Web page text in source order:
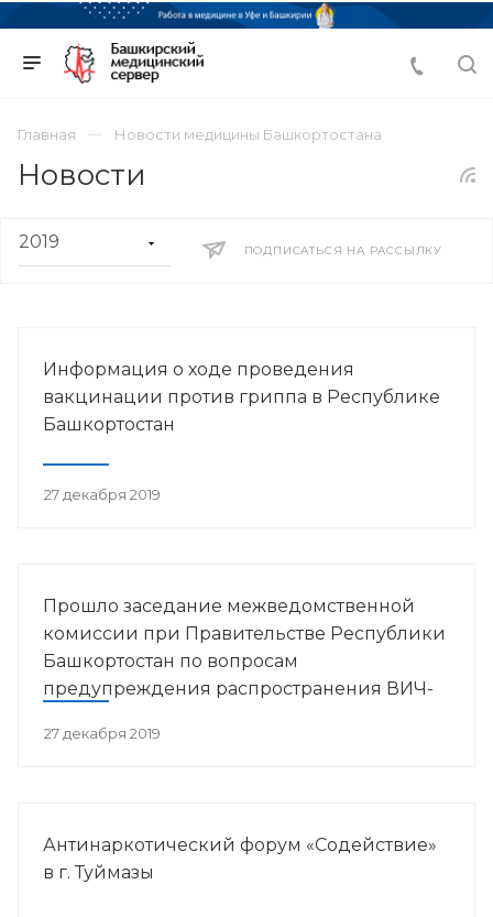
Главная Новости медицины Башкортостана
Новости
ПОДПИСАТЬСЯ НА РАССЫЛКУ
Информация о ходе проведения
вакцинации против гриппа в Республике
Башкортостан
27 декабря 2019
Прошло заседание межведомственной
комиссии при Правительстве Республики
Башкортостан по вопросам
предупреждения распространения ВИЧ-
27 декабря 2019
Антинаркотический форум «Содействие»
в г. Туймазы